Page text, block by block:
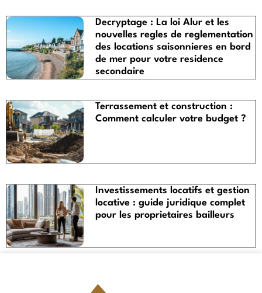
Decryptage : La loi Alur et les
nouvelles regles de reglementation
des locations saisonnieres en bord
de mer pour votre residence
secondaire
Terrassement et construction :
Comment calculer votre budget ?
Investissements locatifs et gestion
locative : guide juridique complet
pour les proprietaires bailleurs